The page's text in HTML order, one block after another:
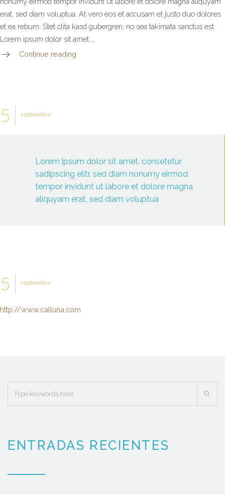
erat, sed diam voluptua. At vero eos et accusam et justo duo dolores
et ea rebum. Stet clita kasd gubergren, no sea takimata sanctus est
Lorem ipsum dolor sit amet....
Continue reading
septiembre
5
Lorem ipsum dolor sit amet, consetetur
sadipscing elitr, sed diam nonumy eirmod
tempor invidunt ut labore et dolore magna
aliquyam erat, sed diam voluptua
septiembre
5
http://www.calluna.com
ENTRADAS RECIENTES